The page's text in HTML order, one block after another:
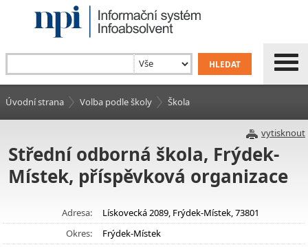
Úvodní strana Volba podle školy Škola
vytisknout
Střední odborná škola, Frýdek-
Místek, příspěvková organizace
Adresa:
Lískovecká 2089, Frýdek-Místek, 73801
Okres:
Frýdek-Místek